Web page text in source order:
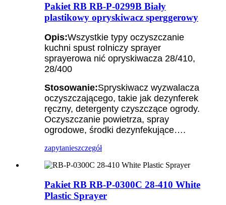
Pakiet RB RB-P-0299B Biały
plastikowy opryskiwacz sperggerowy
Opis:Wszystkie typy oczyszczanie
kuchni spust rolniczy sprayer
sprayerowa nić opryskiwacza 28/410,
28/400
Stosowanie:Spryskiwacz wyzwalacza
oczyszczającego, takie jak dezynferek
ręczny, detergenty czyszczące ogrody.
Oczyszczanie powietrza, spray
ogrodowe, środki dezynfekujące….
zapytanieszczegół
Pakiet RB RB-P-0300C 28-410 White
Plastic Sprayer